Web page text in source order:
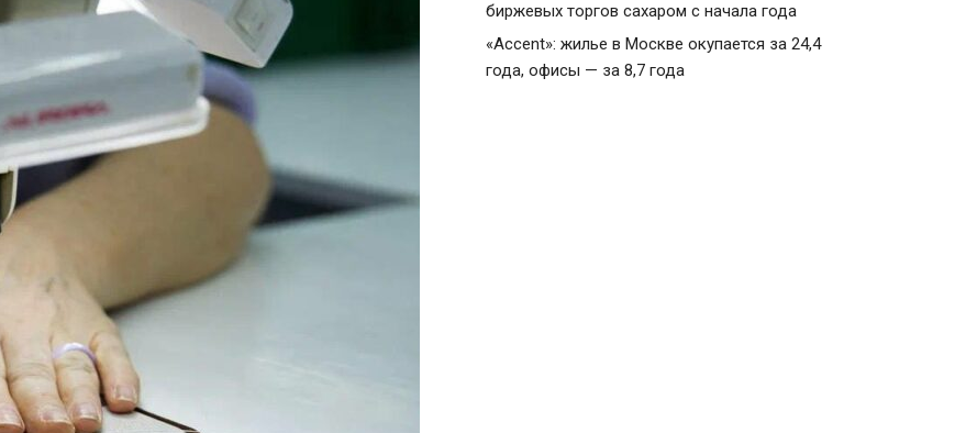
биржевых торгов сахаром с начала года
«Accent»: жилье в Москве окупается за 24,4
года, офисы — за 8,7 года